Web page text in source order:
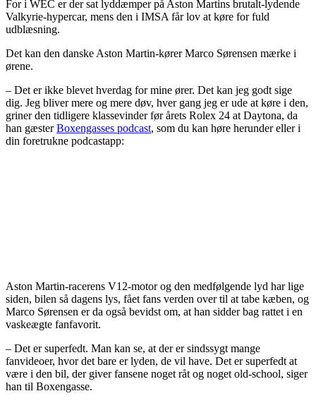
For i WEC er der sat lyddæmper på Aston Martins brutalt-lydende
Valkyrie-hypercar, mens den i IMSA får lov at køre for fuld
udblæsning.
Det kan den danske Aston Martin-kører Marco Sørensen mærke i
ørene.
– Det er ikke blevet hverdag for mine ører. Det kan jeg godt sige
dig. Jeg bliver mere og mere døv, hver gang jeg er ude at køre i den,
griner den tidligere klassevinder før årets Rolex 24 at Daytona, da
han gæsterBoxengasses podcast, som du kan høre herunder eller i
din foretrukne podcastapp:
Aston Martin-racerens V12-motor og den medfølgende lyd har lige
siden, bilen så dagens lys, fået fans verden over til at tabe kæben, og
Marco Sørensen er da også bevidst om, at han sidder bag rattet i en
vaskeægte fanfavorit.
– Det er superfedt. Man kan se, at der er sindssygt mange
fanvideoer, hvor det bare er lyden, de vil have. Det er superfedt at
være i den bil, der giver fansene noget råt og noget old-school, siger
han til Boxengasse.